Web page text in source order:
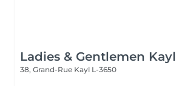
Ladies & Gentlemen Kayl
38, Grand-Rue Kayl L-3650